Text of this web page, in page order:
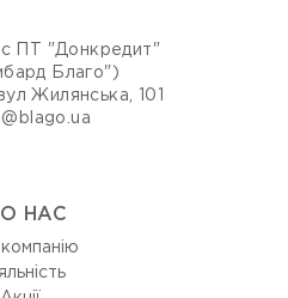
ПТ "Донкредит"
Благо")
Жилянська, 101
НАС